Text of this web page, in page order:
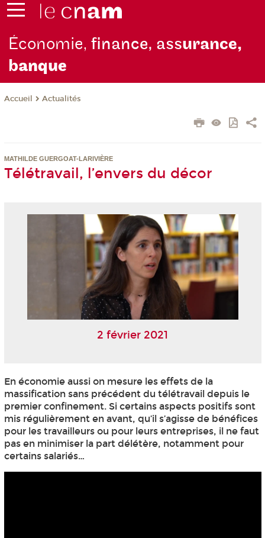
Économie,finance, assurance,
banque
Accueil Actualités
MATHILDE GUERGOAT-LARIVIÈRE
Télétravail, l’envers du décor
2 février 2021
En économie aussi on mesure les effets de la
massification sans précédent du télétravail depuis le
premier confinement. Si certains aspects positifs sont
mis régulièrement en avant, qu’il s’agisse de bénéfices
pour les travailleurs ou pour leurs entreprises, il ne faut
pas en minimiser la part délétère, notamment pour
certains salariés…